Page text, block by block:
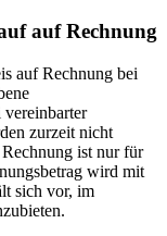
auf Rechnung
auf Rechnung bei
zurzeit nicht
ist nur für
wird mit
sich vor, im